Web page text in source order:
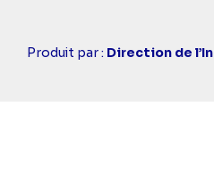
Casting
Produit par : Direction de